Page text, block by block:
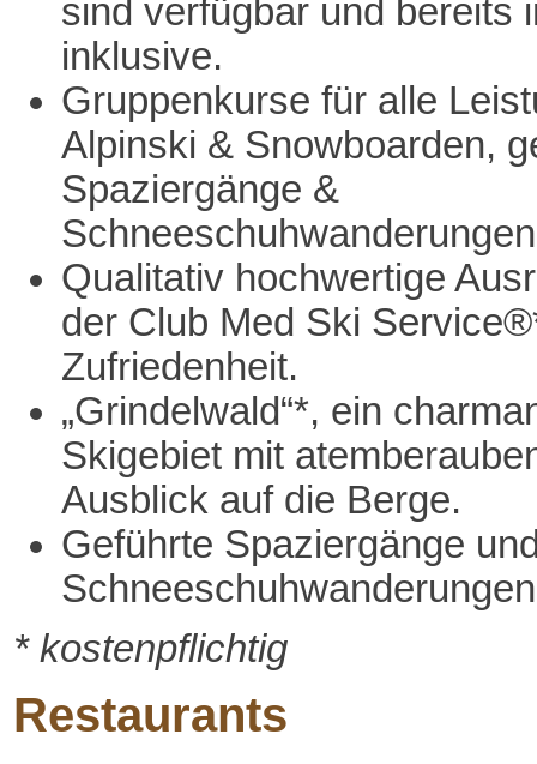
sind verfügbar und bereits
inklusive.
Gruppenkurse für alle
Alpinski & Snowboarden,
Spaziergänge &
Qualitativ hochwertige
der Club Med Ski
Zufriedenheit.
„Grindelwald“*, ein
Skigebiet mit
Ausblick auf die Berge.
Geführte Spaziergänge
* kostenpflichtig
Restaurants